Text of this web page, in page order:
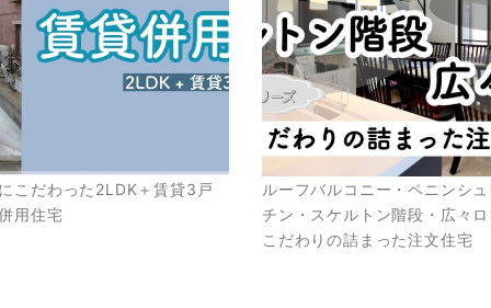
こだわった2LDK＋賃貸3戸
用住宅
ルーフバルコニー・ペニンシ
チン・スケルトン階段・広々
こだわりの詰まった注文住宅